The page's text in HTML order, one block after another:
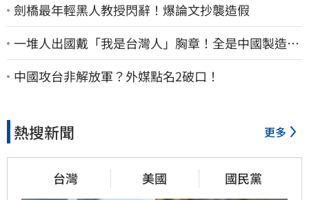
劍橋最年輕黑人教授閃辭！爆論文抄襲造假
一堆人出國戴「我是台灣人」胸章！全是中國製造
Cheap酸：精神分裂
中國攻台非解放軍？外媒點名2破口！
熱搜新聞 更多
台灣 美國 國民黨